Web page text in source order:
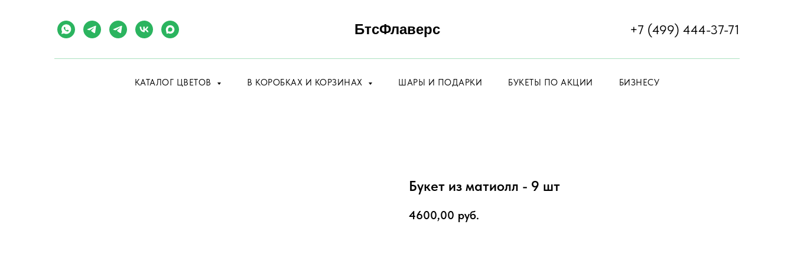
БтсФлаверс +7 (499) 444-37-71
КАТАЛОГ ЦВЕТОВ В КОРОБКАХ И КОРЗИНАХ ШАРЫ И ПОДАРКИ БУКЕТЫ ПО АКЦИИ БИЗНЕСУ
Букет из матиолл - 9 шт
4600,00 руб.